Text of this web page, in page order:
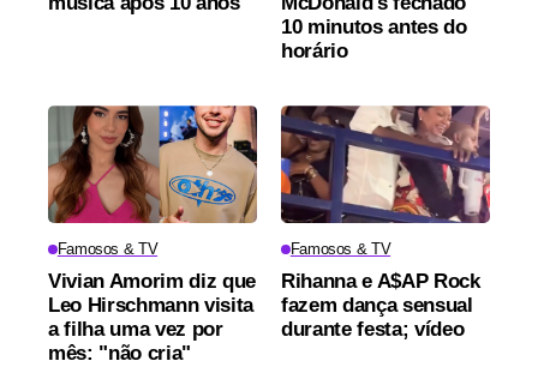
10 minutos antes do
horário
Famosos & TV
Vivian Amorim diz que
Leo Hirschmann visita
a filha uma vez por
mês: "não cria"
Famosos & TV
Rihanna e A$AP Rock
fazem dança sensual
durante festa; vídeo